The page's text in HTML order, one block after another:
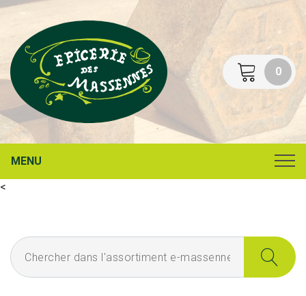
0
MENU
<
Chercher dans l'assortiment e-massennes